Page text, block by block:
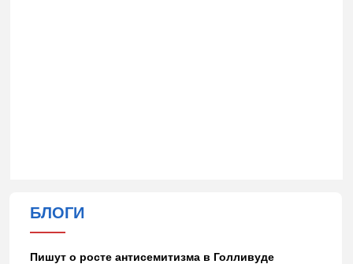
БЛОГИ
Пишут о росте антисемитизма в Голливуде